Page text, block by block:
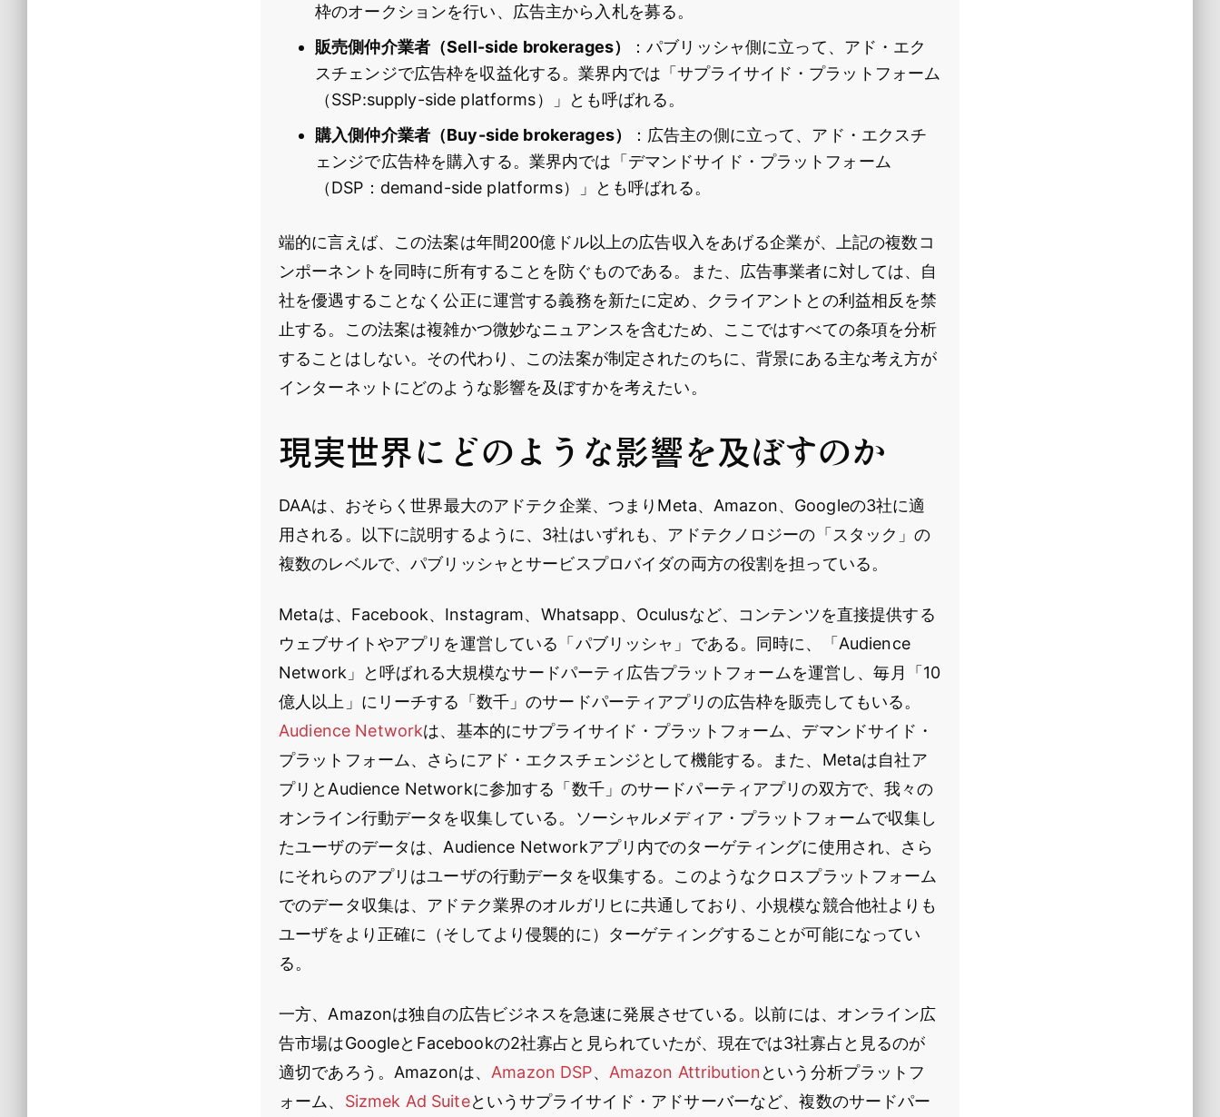
枠のオークションを行い、広告主から入札を募る。
販売側仲介業者（Sell-side brokerages）
：パブリッシャ側に立って、アド・エク
スチェンジで広告枠を収益化する。業界内では「サプライサイド・プラットフォーム
（SSP:supply-side platforms）」とも呼ばれる。
購入側仲介業者（Buy-side brokerages）
：広告主の側に立って、アド・エクスチ
ェンジで広告枠を購入する。業界内では「デマンドサイド・プラットフォーム
（DSP：demand-side platforms）」とも呼ばれる。
端的に言えば、この法案は年間200億ドル以上の広告収入をあげる企業が、上記の複数コ
ンポーネントを同時に所有することを防ぐものである。また、広告事業者に対しては、自
社を優遇することなく公正に運営する義務を新たに定め、クライアントとの利益相反を禁
止する。この法案は複雑かつ微妙なニュアンスを含むため、ここではすべての条項を分析
することはしない。その代わり、この法案が制定されたのちに、背景にある主な考え方が
インターネットにどのような影響を及ぼすかを考えたい。
現実世界にどのような影響を及ぼすのか
DAAは、おそらく世界最大のアドテク企業、つまりMeta、Amazon、Googleの3社に適
用される。以下に説明するように、3社はいずれも、アドテクノロジーの「スタック」の
複数のレベルで、パブリッシャとサービスプロバイダの両方の役割を担っている。
Metaは、Facebook、Instagram、Whatsapp、Oculusなど、コンテンツを直接提供する
ウェブサイトやアプリを運営している「パブリッシャ」である。同時に、「Audience
Network」と呼ばれる大規模なサードパーティ広告プラットフォームを運営し、毎月「10
億人以上」にリーチする「数千」のサードパーティアプリの広告枠を販売してもいる。
Audience Networkは、基本的にサプライサイド・プラットフォーム、デマンドサイド・
プラットフォーム、さらにアド・エクスチェンジとして機能する。また、Metaは自社ア
プリとAudience Networkに参加する「数千」のサードパーティアプリの双方で、我々の
オンライン行動データを収集している。ソーシャルメディア・プラットフォームで収集し
たユーザのデータは、Audience Networkアプリ内でのターゲティングに使用され、さら
にそれらのアプリはユーザの行動データを収集する。このようなクロスプラットフォーム
でのデータ収集は、アドテク業界のオルガリヒに共通しており、小規模な競合他社よりも
ユーザをより正確に（そしてより侵襲的に）ターゲティングすることが可能になってい
る。
一方、Amazonは独自の広告ビジネスを急速に発展させている。以前には、オンライン広
告市場はGoogleとFacebookの2社寡占と見られていたが、現在では3社寡占と見るのが
適切であろう。Amazonは、 Amazon DSP、 Amazon Attributionという分析プラットフ
ォーム、 Sizmek Ad Suiteというサプライサイド・アドサーバーなど、複数のサードパー